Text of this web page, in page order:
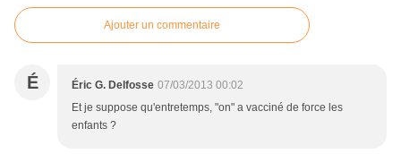
Ajouter un commentaire
É Éric G. Delfosse 07/03/2013 00:02
Et je suppose qu'entretemps, "on" a vacciné de force les
enfants ?